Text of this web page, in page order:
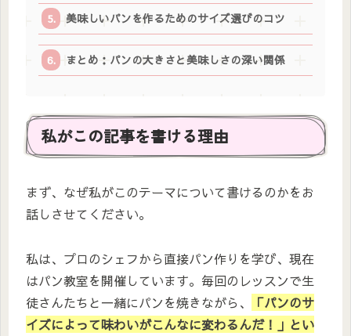
美味しいパンを作るためのサイズ選びのコツ
まとめ：パンの大きさと美味しさの深い関係
私がこの記事を書ける理由
まず、なぜ私がこのテーマについて書けるのかをお
話しさせてください。
私は、プロのシェフから直接パン作りを学び、現在
はパン教室を開催しています。毎回のレッスンで生
徒さんたちと一緒にパンを焼きながら、
「パンのサ
イズによって味わいがこんなに変わるんだ！」とい